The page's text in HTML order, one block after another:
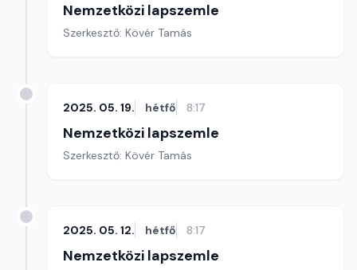
Nemzetközi lapszemle
Szerkesztő: Kövér Tamás
2025. 05. 19. hétfő 8:17
Nemzetközi lapszemle
Szerkesztő: Kövér Tamás
2025. 05. 12. hétfő 8:17
Nemzetközi lapszemle